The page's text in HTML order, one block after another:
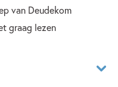
van Deudekom
graag lezen